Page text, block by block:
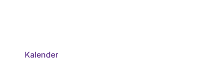
Kalender